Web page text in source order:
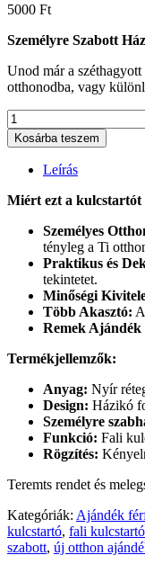
5000 Ft
Személyre Szabott
Unod már a
otthonodba, vagy
Házikó
formájú
kulcstartó
akasztó
–
névvel
mennyiség
Kosárba teszem
Leírás
Miért ezt a kulcstartót
Személyes
tényleg a Ti
Praktikus és
tekintetet.
Minőségi
Több Akasztó:
Remek Ajándék
Termékjellemzők:
Anyag: Nyír
Design: Házikó
Személyre
Funkció: Fali
Rögzítés:
Teremts rendet és
Kategóriák: Ajándék
kulcstartó, fali kulcstartó
szabott, új otthon